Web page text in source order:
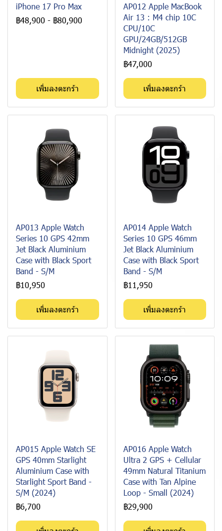
iPhone 17 Pro Max
฿48,900 - ฿80,900
เพิ่มลงตะกร้า
AP012 Apple MacBook
Air 13 : M4 chip 10C
CPU/10C
GPU/24GB/512GB
Midnight (2025)
฿47,000
เพิ่มลงตะกร้า
AP013 Apple Watch
Series 10 GPS 42mm
Jet Black Aluminium
Case with Black Sport
Band - S/M
฿10,950
เพิ่มลงตะกร้า
AP014 Apple Watch
Series 10 GPS 46mm
Jet Black Aluminium
Case with Black Sport
Band - S/M
฿11,950
เพิ่มลงตะกร้า
AP015 Apple Watch SE
GPS 40mm Starlight
Aluminium Case with
Starlight Sport Band -
S/M (2024)
฿6,700
AP016 Apple Watch
Ultra 2 GPS + Cellular
49mm Natural Titanium
Case with Tan Alpine
Loop - Small (2024)
฿29,900